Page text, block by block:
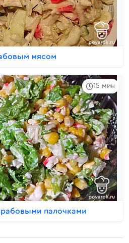
мясом
15 мин
палочками